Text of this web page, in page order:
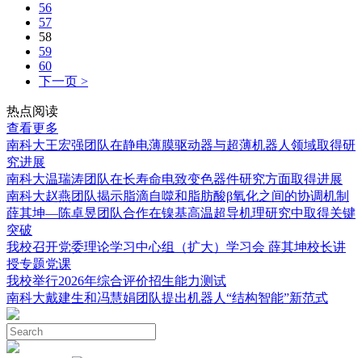
56
57
58
59
60
下一页 >
热点阅读
查看更多
南科大王宏强团队在静电薄膜驱动器与超薄机器人领域取得研
究进展
南科大温瑞涛团队在长寿命电致变色器件研究方面取得进展
南科大赵燕团队揭示脂滴自噬和脂肪酸β氧化之间的协调机制
薛其坤—陈卓昱团队合作在镍基高温超导机理研究中取得关键
突破
我校召开党委理论学习中心组（扩大）学习会 薛其坤校长讲
授专题党课
我校举行2026年综合评价招生能力测试
南科大戴建生和冯慧娟团队提出机器人“结构智能”新范式